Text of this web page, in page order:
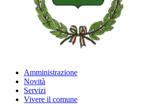
Amministrazione
Novità
Servizi
Vivere il comune